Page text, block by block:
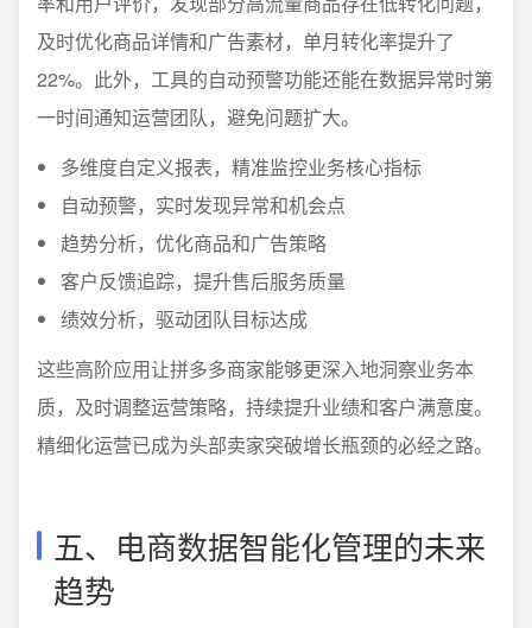
及时优化商品详情和广告素材，单月转化率提升了
22%。此外，工具的自动预警功能还能在数据异常时第
一时间通知运营团队，避免问题扩大。
多维度自定义报表，精准监控业务核心指标
自动预警，实时发现异常和机会点
趋势分析，优化商品和广告策略
客户反馈追踪，提升售后服务质量
绩效分析，驱动团队目标达成
这些高阶应用让拼多多商家能够更深入地洞察业务本
质，及时调整运营策略，持续提升业绩和客户满意度。
精细化运营已成为头部卖家突破增长瓶颈的必经之路。
五、电商数据智能化管理的未来
趋势